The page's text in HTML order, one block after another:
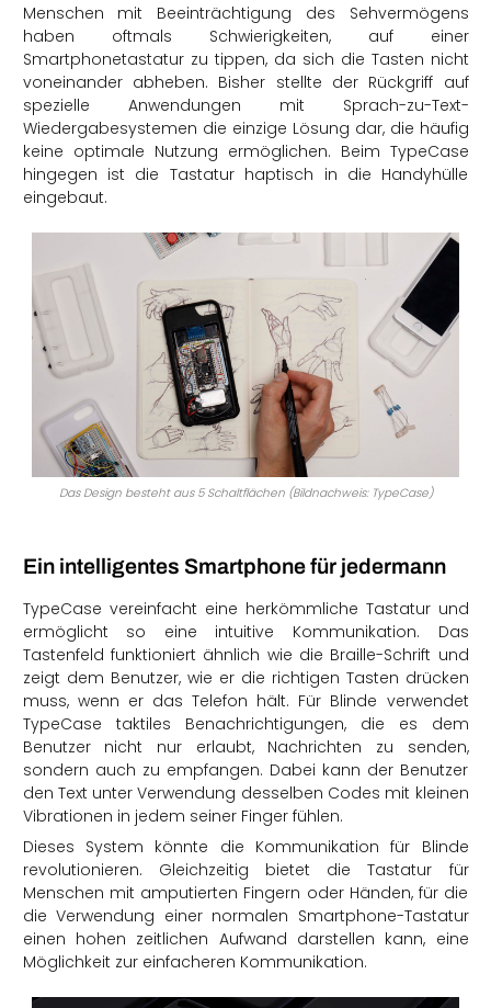
Menschen mit Beeinträchtigung des Sehvermögens
haben oftmals Schwierigkeiten, auf einer
Smartphonetastatur zu tippen, da sich die Tasten nicht
voneinander abheben. Bisher stellte der Rückgriff auf
spezielle Anwendungen mit Sprach-zu-Text-
Wiedergabesystemen die einzige Lösung dar, die häufig
keine optimale Nutzung ermöglichen. Beim TypeCase
hingegen ist die Tastatur haptisch in die Handyhülle
eingebaut.
Das Design besteht aus 5 Schaltflächen (Bildnachweis: TypeCase)
Ein intelligentes Smartphone für jedermann
TypeCase vereinfacht eine herkömmliche Tastatur und
ermöglicht so eine intuitive Kommunikation. Das
Tastenfeld funktioniert ähnlich wie die Braille-Schrift und
zeigt dem Benutzer, wie er die richtigen Tasten drücken
muss, wenn er das Telefon hält. Für Blinde verwendet
TypeCase taktiles Benachrichtigungen, die es dem
Benutzer nicht nur erlaubt, Nachrichten zu senden,
sondern auch zu empfangen. Dabei kann der Benutzer
den Text unter Verwendung desselben Codes mit kleinen
Vibrationen in jedem seiner Finger fühlen.
Dieses System könnte die Kommunikation für Blinde
revolutionieren. Gleichzeitig bietet die Tastatur für
Menschen mit amputierten Fingern oder Händen, für die
die Verwendung einer normalen Smartphone-Tastatur
einen hohen zeitlichen Aufwand darstellen kann, eine
Möglichkeit zur einfacheren Kommunikation.